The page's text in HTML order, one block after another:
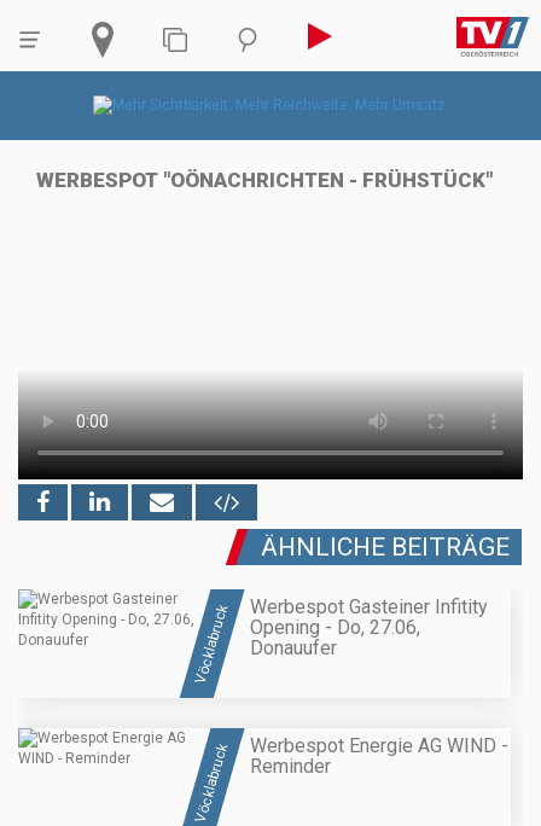
WERBESPOT "OÖNACHRICHTEN - FRÜHSTÜCK"
ÄHNLICHE BEITRÄGE
Vöcklabruck
Werbespot Gasteiner Infitity
Opening - Do, 27.06,
Donauufer
Vöcklabruck
Werbespot Energie AG WIND -
Reminder